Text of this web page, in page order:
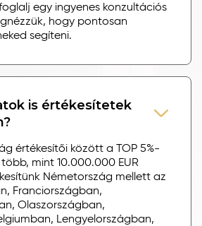
egy ingyenes konzultációs
hogy pontosan
segíteni.
is értékesítetek
értékesítői között a TOP 5%-
mint 10.000.000 EUR
Németország mellett az
Franciországban,
Olaszországban,
Lengyelországban,